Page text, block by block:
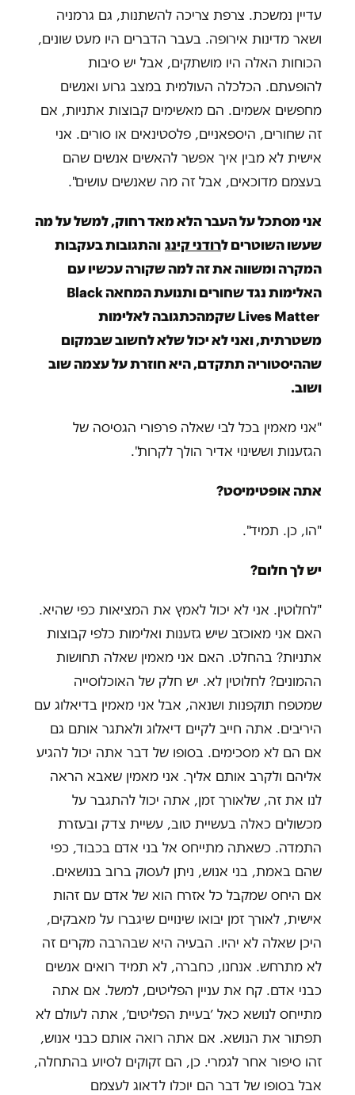
עדיין נמשכת. צרפת צריכה להשתנות, גם גרמניה
ושאר מדינות אירופה. בעבר הדברים היו מעט שונים,
הכוחות האלה היו מושתקים, אבל יש סיבות
להופעתם. הכלכלה העולמית במצב גרוע ואנשים
מחפשים אשמים. הם מאשימים קבוצות אתניות, אם
זה שחורים, היספאניים, פלסטינאים או סורים. אני
אישית לא מבין איך אפשר להאשים אנשים שהם
בעצמם מדוכאים, אבל זה מה שאנשים עושים".
אני מסתכל על העבר הלא מאד רחוק, למשל על מה
שעשו השוטרים לרודניקינג והתגובות בעקבות
המקרה ומשווה את זה למה שקורה עכשיו עם
האלימות נגד שחורים ותנועת המחאהBlack
Lives Matterשקמהכתגובה לאלימות
משטרתית, ואני לא יכול שלא לחשוב שבמקום
שההיסטוריה תתקדם, היא חוזרת על עצמה שוב
ושוב.
"אני מאמין בכל לבי שאלה פרפורי הגסיסה של
הגזענות וששינוי אדיר הולך לקרות".
אתה אופטימיסט?
"הו, כן. תמיד".
יש לך חלום?
"לחלוטין. אני לא יכול לאמץ את המציאות כפי שהיא.
האם אני מאוכזב שיש גזענות ואלימות כלפי קבוצות
אתניות? בהחלט. האם אני מאמין שאלה תחושות
ההמונים? לחלוטין לא. יש חלק של האוכלוסייה
שמטפח תוקפנות ושנאה, אבל אני מאמין בדיאלוג עם
היריבים. אתה חייב לקיים דיאלוג ולאתגר אותם גם
אם הם לא מסכימים. בסופו של דבר אתה יכול להגיע
אליהם ולקרב אותם אליך. אני מאמין שאבא הראה
לנו את זה, שלאורך זמן, אתה יכול להתגבר על
מכשולים כאלה בעשיית טוב, עשיית צדק ובעזרת
התמדה. כשאתה מתייחס אל בני אדם בכבוד, כפי
שהם באמת, בני אנוש, ניתן לעסוק ברוב בנושאים.
אם היחס שמקבל כל אזרח הוא של אדם עם זהות
אישית, לאורך זמן יבואו שינויים שיגברו על מאבקים,
היכן שאלה לא יהיו. הבעיה היא שבהרבה מקרים זה
לא מתרחש. אנחנו, כחברה, לא תמיד רואים אנשים
כבני אדם. קח את עניין הפליטים, למשל. אם אתה
מתייחס לנושא כאל ׳בעיית הפליטים׳, אתה לעולם לא
תפתור את הנושא. אם אתה רואה אותם כבני אנוש,
זהו סיפור אחר לגמרי. כן, הם זקוקים לסיוע בהתחלה,
אבל בסופו של דבר הם יוכלו לדאוג לעצמם